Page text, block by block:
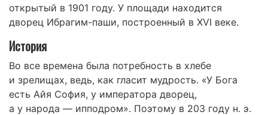
открытый в 1901 году. У площади находится
дворец Ибрагим-паши, построенный в XVI веке.
История
Во все времена была потребность в хлебе
и зрелищах, ведь, как гласит мудрость. «У Бога
есть Айя София, у императора дворец,
а у народа — ипподром». Поэтому в 203 году н. э.